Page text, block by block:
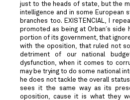
just to the heads of state, but the
intelligence and in some European
branches too. EXISTENCIAL, I
promoted as being at Orban´s side
portion of its government, that
with the oposition, that ruled not
detriment of our national
dysfunction, when it comes to
may be trying to do some national
he does not tackle the overall
sees it the same way as its
oposition, cause it is what they